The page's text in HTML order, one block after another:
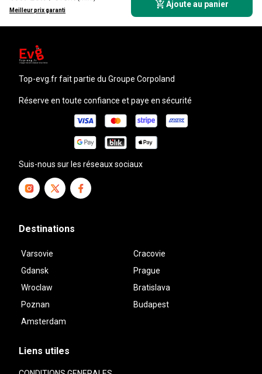
Meilleur prix garanti
Ajoute au panier
top-evg.frfait partie du Groupe Corpoland
Réserve en toute confiance et paye en sécurité
Suis-nous sur les réseaux sociaux
Destinations
Varsovie
Cracovie
Gdansk
Prague
Wroclaw
Bratislava
Poznan
Budapest
Amsterdam
Liens utiles